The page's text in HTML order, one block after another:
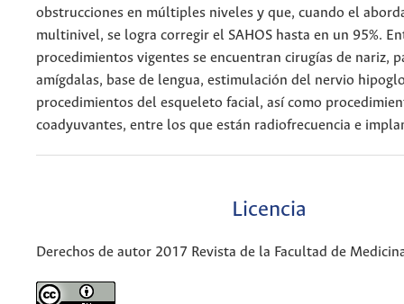
obstrucciones en múltiples niveles y que, cuando el
multinivel, se logra corregir el SAHOS hasta en un 95%.
procedimientos vigentes se encuentran cirugías de nariz,
amígdalas, base de lengua, estimulación del nervio
procedimientos del esqueleto facial, así como
coadyuvantes, entre los que están radiofrecuencia e
Licencia
Derechos de autor 2017 Revista de la Facultad de